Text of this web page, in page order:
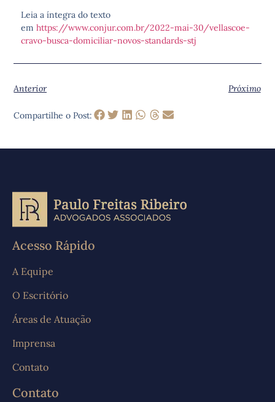
Leia a íntegra do texto
emhttps://www.conjur.com.br/2022-mai-30/vellascoe-
cravo-busca-domiciliar-novos-standards-stj
Anterior Próximo
Compartilhe o Post:
Acesso Rápido
A Equipe
O Escritório
Áreas de Atuação
Imprensa
Contato
Contato